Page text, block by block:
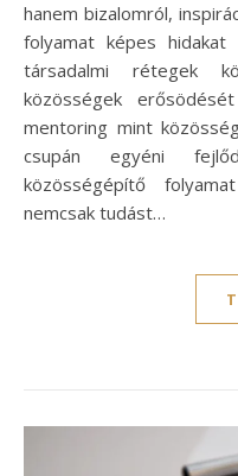
hanem bizalomról,
folyamat képes hidakat
társadalmi rétegek
közösségek
mentoring mint
csupán egyéni
közösségépítő
nemcsak tudást…